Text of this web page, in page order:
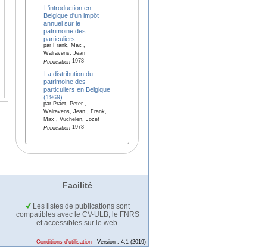
L'introduction en
Belgique d'un impôt
annuel sur le
patrimoine des
particuliers
par Frank, Max ,
Walravens, Jean
Publication1978
La distribution du
patrimoine des
particuliers en Belgique
(1969)
par Praet, Peter ,
Walravens, Jean , Frank,
Max , Vuchelen, Jozef
Publication1978
Facilité
Les listes de publications sont
compatibles avec le CV-ULB, le FNRS
et accessibles sur le web.
Conditions d'utilisation - Version : 4.1 (2019)